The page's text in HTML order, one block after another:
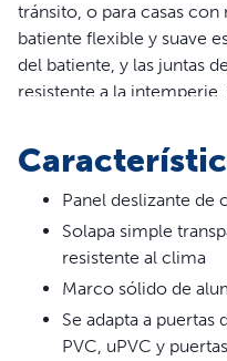
tránsito, o para casas con
batiente flexible y suave
del batiente, y las juntas
resistente a la
controlar el acceso de su
puerta para perros y
bricolaje y se adapta a
ADVERTENCIA:
Los niños pequeños
declaración.
Panel deslizante de
Solapa simple
resistente al clima
Marco sólido de
Se adapta a puertas
PVC, uPVC y